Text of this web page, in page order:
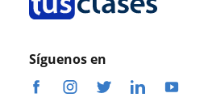
Síguenos en